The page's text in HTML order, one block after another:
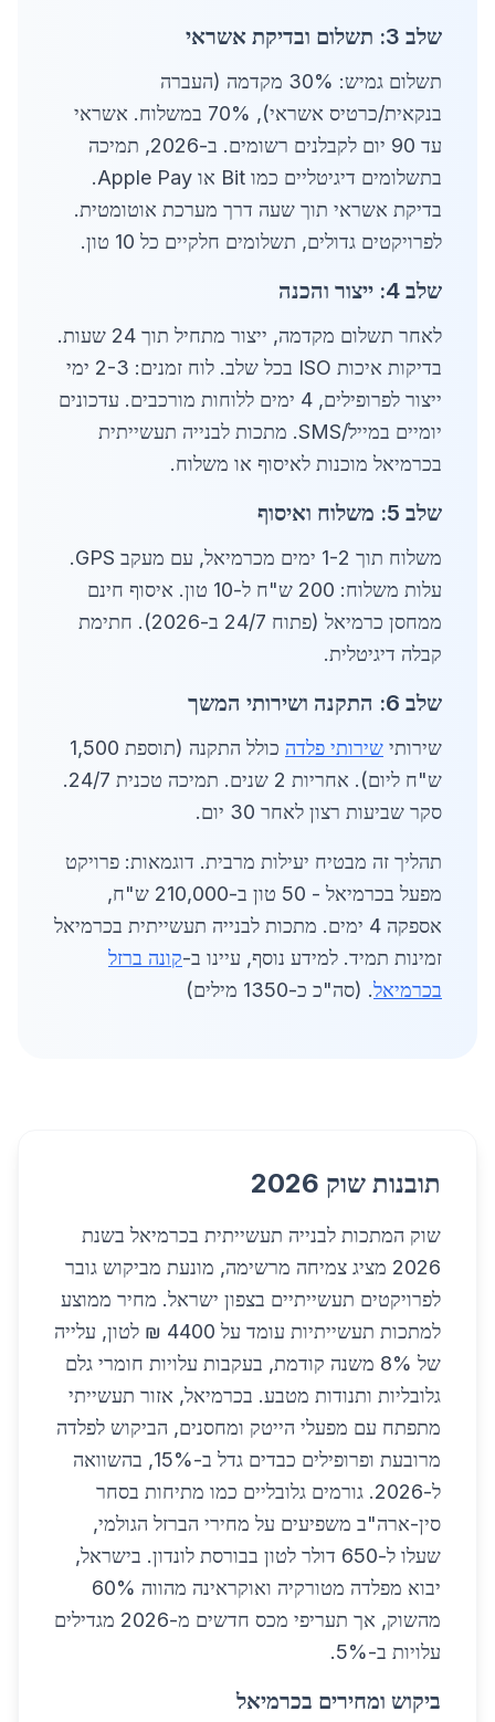
שלב 3: תשלום ובדיקת אשראי
תשלום גמיש: 30% מקדמה (העברה
בנקאית/כרטיס אשראי), 70% במשלוח. אשראי
עד 90 יום לקבלנים רשומים. ב-2026, תמיכה
בתשלומים דיגיטליים כמו Bit או Apple Pay.
בדיקת אשראי תוך שעה דרך מערכת אוטומטית.
לפרויקטים גדולים, תשלומים חלקיים כל 10 טון.
שלב 4: ייצור והכנה
לאחר תשלום מקדמה, ייצור מתחיל תוך 24 שעות.
בדיקות איכות ISO בכל שלב. לוח זמנים: 2-3 ימי
ייצור לפרופילים, 4 ימים ללוחות מורכבים. עדכונים
יומיים במייל/SMS. מתכות לבנייה תעשייתית
בכרמיאל מוכנות לאיסוף או משלוח.
שלב 5: משלוח ואיסוף
משלוח תוך 1-2 ימים מכרמיאל, עם מעקב GPS.
עלות משלוח: 200 ש"ח ל-10 טון. איסוף חינם
ממחסן כרמיאל (פתוח 24/7 ב-2026). חתימת
קבלה דיגיטלית.
שלב 6: התקנה ושירותי המשך
שירותי שירותי פלדה
כולל התקנה (תוספת 1,500
ש"ח ליום). אחריות 2 שנים. תמיכה טכנית 24/7.
סקר שביעות רצון לאחר 30 יום.
תהליך זה מבטיח יעילות מרבית. דוגמאות: פרויקט
מפעל בכרמיאל - 50 טון ב-210,000 ש"ח,
אספקה 4 ימים. מתכות לבנייה תעשייתית בכרמיאל
זמינות תמיד. למידע נוסף, עיינו ב-קונה ברזל
בכרמיאל. (סה"כ כ-1350 מילים)
תובנות שוק 2026
שוק המתכות לבנייה תעשייתית בכרמיאל בשנת
2026 מציג צמיחה מרשימה, מונעת מביקוש גובר
לפרויקטים תעשייתיים בצפון ישראל. מחיר ממוצע
למתכות תעשייתיות עומד על 4400 ₪ לטון, עלייה
של 8% משנה קודמת, בעקבות עלויות חומרי גלם
גלובליות ותנודות מטבע. בכרמיאל, אזור תעשייתי
מתפתח עם מפעלי הייטק ומחסנים, הביקוש לפלדה
מרובעת ופרופילים כבדים גדל ב-15%, בהשוואה
ל-2026. גורמים גלובליים כמו מתיחות בסחר
סין-ארה"ב משפיעים על מחירי הברזל הגולמי,
שעלו ל-650 דולר לטון בבורסת לונדון. בישראל,
יבוא מפלדה מטורקיה ואוקראינה מהווה 60%
מהשוק, אך תעריפי מכס חדשים מ-2026 מגדילים
עלויות ב-5%.
ביקוש ומחירים בכרמיאל